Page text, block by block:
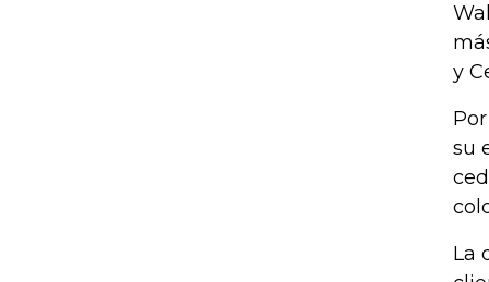
y
su
La